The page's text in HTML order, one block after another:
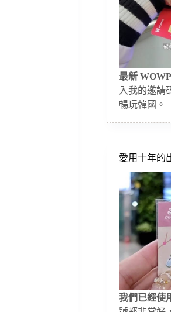
最新
入我的邀請
暢玩韓國。
愛用十年的
我們已經使